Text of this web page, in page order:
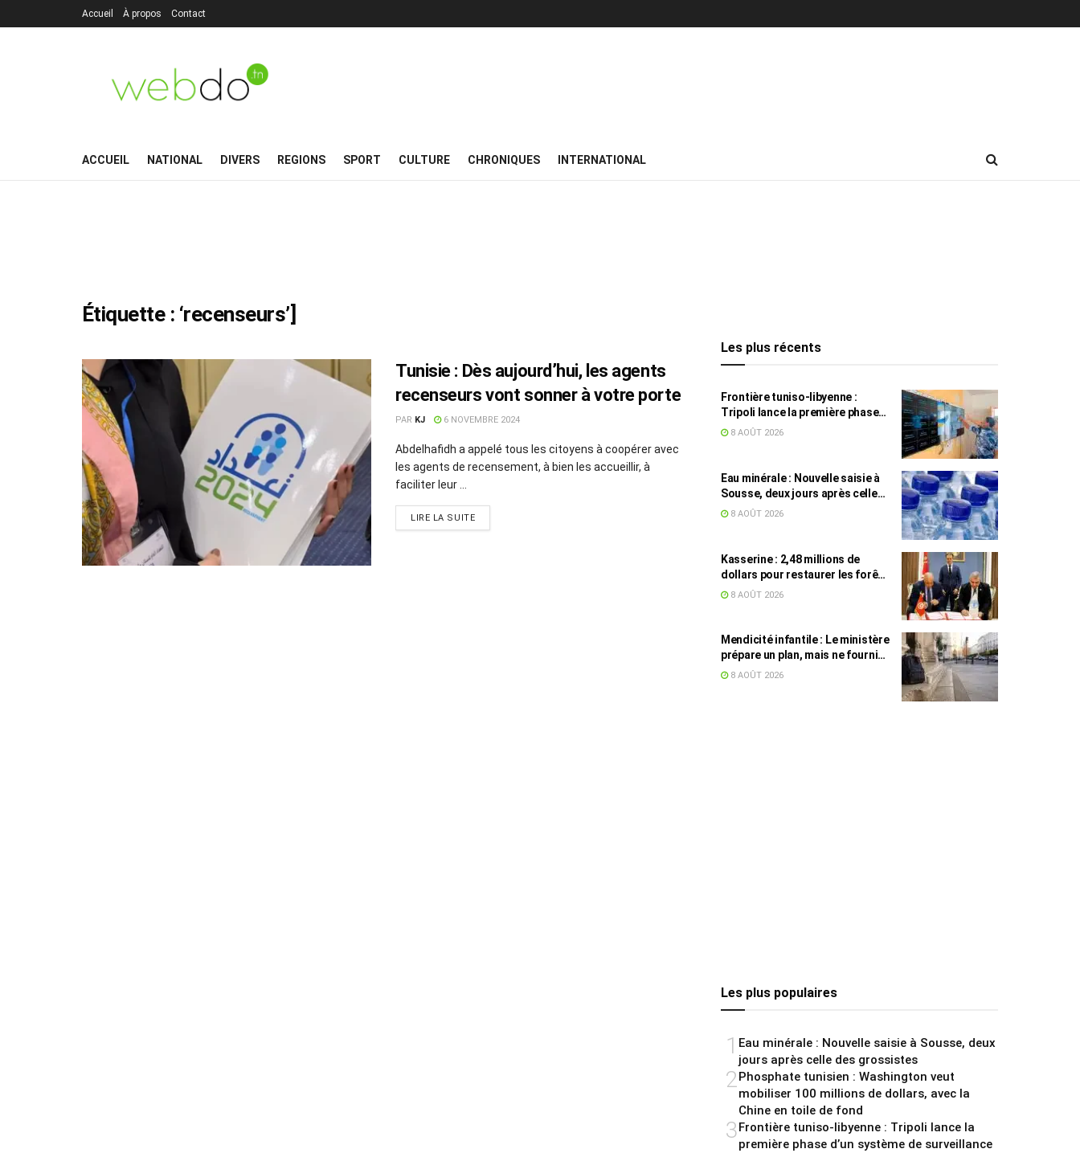
Accueil À propos Contact
ACCUEIL NATIONAL DIVERS REGIONS SPORT CULTURE CHRONIQUES INTERNATIONAL
Étiquette : ‘recenseurs’]
Tunisie : Dès aujourd’hui, les agents
recenseurs vont sonner à votre porte
PAR KJ 6 NOVEMBRE 2024
Abdelhafidh a appelé tous les citoyens à coopérer avec
les agents de recensement, à bien les accueillir, à
faciliter leur ...
LIRE LA SUITE
Les plus récents
Frontière tuniso-libyenne :
Tripoli lance la première phase
d’un système de surveillance sur
8 AOÛT 2026
Eau minérale : Nouvelle saisie à
Sousse, deux jours après celle
des grossistes
8 AOÛT 2026
Kasserine : 2,48 millions de
dollars pour restaurer les forêts
de pin d’Alep
8 AOÛT 2026
Mendicité infantile : Le ministère
prépare un plan, mais ne fournit
toujours aucun chiffre
8 AOÛT 2026
Les plus populaires
1 Eau minérale : Nouvelle saisie à Sousse, deux
jours après celle des grossistes
2Phosphate tunisien : Washington veut
mobiliser 100 millions de dollars, avec la
Chine en toile de fond
3Frontière tuniso-libyenne : Tripoli lance la
première phase d’un système de surveillance